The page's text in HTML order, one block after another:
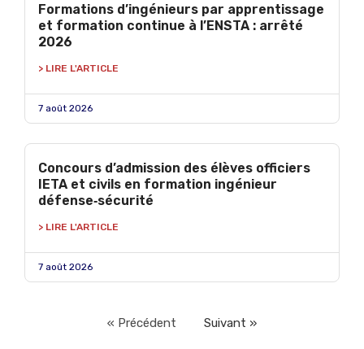
Formations d’ingénieurs par apprentissage
et formation continue à l’ENSTA : arrêté
2026
> LIRE L'ARTICLE
7 août 2026
Concours d’admission des élèves officiers
IETA et civils en formation ingénieur
défense‑sécurité
> LIRE L'ARTICLE
7 août 2026
« Précédent Suivant »